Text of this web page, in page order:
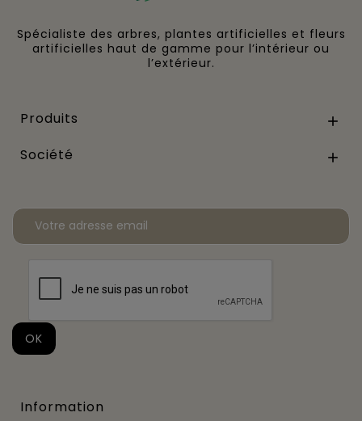
Spécialiste des arbres, plantes artificielles et fleurs
artificielles haut de gamme pour l’intérieur ou
l’extérieur.
Produits 
Société 
Information